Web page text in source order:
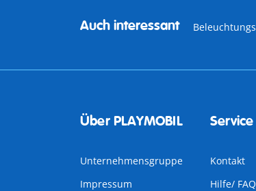
Auch interessant
Über PLAYMOBIL
Unternehmensgruppe
Impressum
Service
Kontakt
Hilfe/ FAQ